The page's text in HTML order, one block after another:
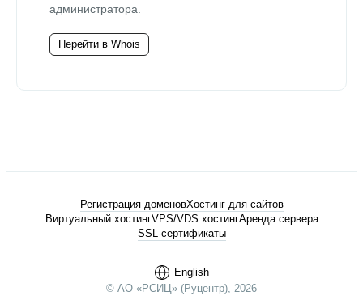
администратора.
Перейти в Whois
English
© АО «РСИЦ» (Руцентр), 2026
Регистрация доменовХостинг для сайтов
Виртуальный хостингVPS/VDS хостингАренда сервера
SSL-сертификаты